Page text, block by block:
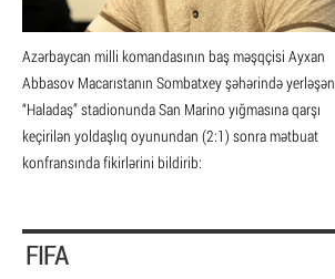
Azərbaycan milli komandasının baş məşqçisi Ayxan
Abbasov Macarıstanın Sombatxey şəhərində yerləşən
“Haladaş” stadionunda San Marino yığmasına qarşı
keçirilən yoldaşlıq oyunundan (2:1) sonra mətbuat
konfransında fikirlərini bildirib:
FIFA